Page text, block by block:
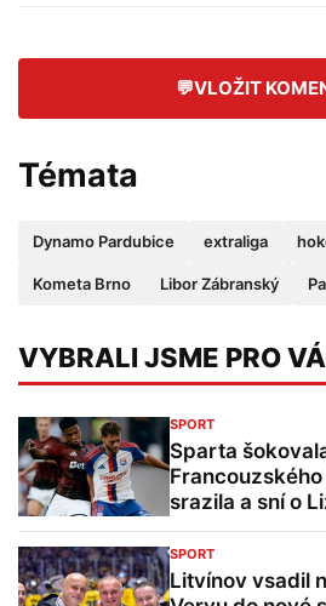
💬VLOŽIT
Témata
Dynamo Pardubice extraliga
Kometa Brno Libor Zábranský
VYBRALI JSME PRO
SPORT
Sparta
srazila a sní o
SPORT
Litvínov vsadil